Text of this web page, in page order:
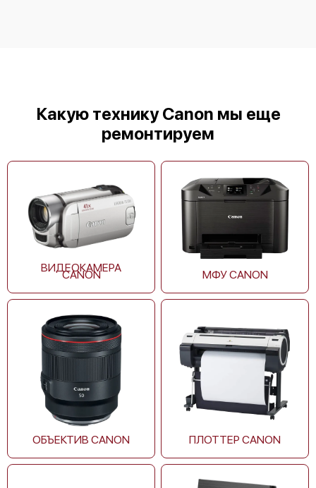
Canon imageFORMULA DR‑M1060II
Canon imageFORMULA R40
Canon CanoScan LiDE 300
Какую технику Canon мы еще
ремонтируем
ВИДЕОКАМЕРА
CANON МФУ CANON
ОБЪЕКТИВ CANON ПЛОТТЕР CANON